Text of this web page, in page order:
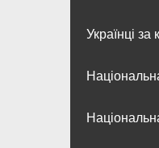
Українці за